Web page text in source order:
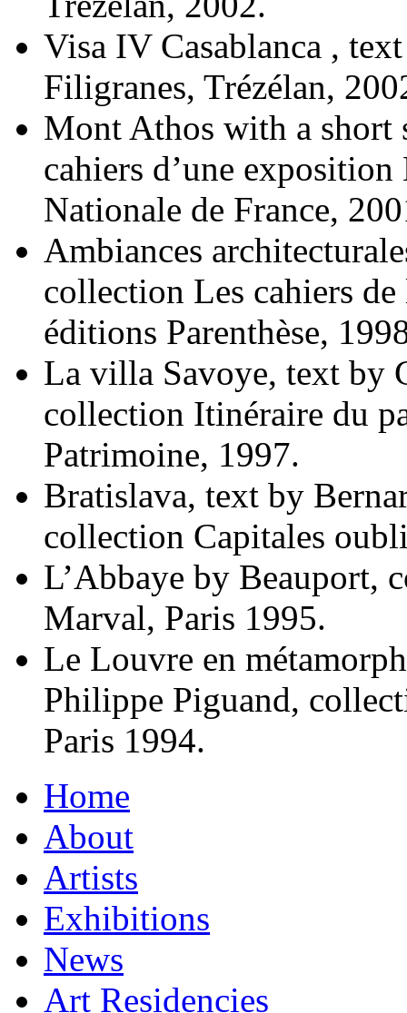
Visa IV Casablanca ,
Filigranes, Trézélan,
Mont Athos with a short
cahiers d’une
Nationale de France,
Ambiances
collection Les cahiers
éditions Parenthèse,
La villa Savoye, text by
collection Itinéraire du
Patrimoine, 1997.
Bratislava, text by
collection Capitales
L’Abbaye by Beauport,
Marval, Paris 1995.
Le Louvre en
Philippe Piguand,
Paris 1994.
Home
About
Artists
Exhibitions
News
Art Residencies